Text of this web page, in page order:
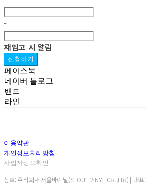
-
재입고 시 알림
신청하기
페이스북
네이버 블로그
밴드
라인
이용약관
개인정보처리방침
사업자정보확인
상호: 주식회사 서울바이닐(SEOUL VINYL Co.,Ltd) | 대표